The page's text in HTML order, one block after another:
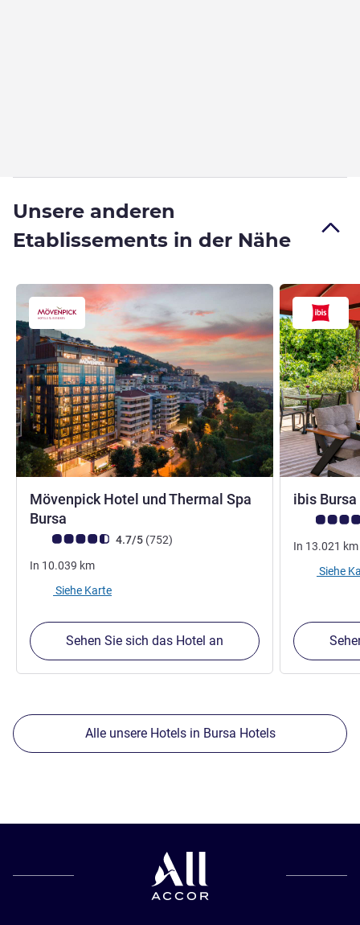
Unsere anderen
Etablissements in der Nähe
Mövenpick Hotel und Thermal Spa
Bursa
Note Kundenmeinungen (Bewertung ALL)
4.7/5 (752Bewertungen
)
In 10.039 km
Siehe Karte
Sehen Sie sich das Hotel an
ibis Bursa
Note
In 13.021 km
Siehe
Alle unsere Hotels in Bursa Hotels